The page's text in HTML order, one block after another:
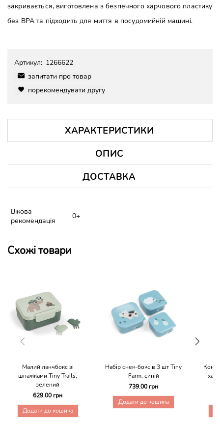
закривається, виготовлена з безпечного харчового пластику
без BPA та підходить для миття в посудомийній машині.
Артикул: 1266622
запитати про товар
порекомендувати другу
ХАРАКТЕРИСТИКИ
ОПИС
ДОСТАВКА
Вікова
рекомендація
0+
Схожі товари
Малий ланчбокс зі
шпажками Tiny Trails,
зелений
629.00 грн
Додати до кошика
Набір снек-боксів 3 шт Tiny
Farm, синій
739.00 грн
Додати до кошика